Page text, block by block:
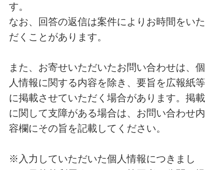
す。
なお、回答の返信は案件によりお時間をいた
だくことがあります。
また、お寄せいただいたお問い合わせは、個
人情報に関する内容を除き、要旨を広報紙等
に掲載させていただく場合があります。掲載
に関して支障がある場合は、お問い合わせ内
容欄にその旨を記載してください。
※入力していただいた個人情報につきまし